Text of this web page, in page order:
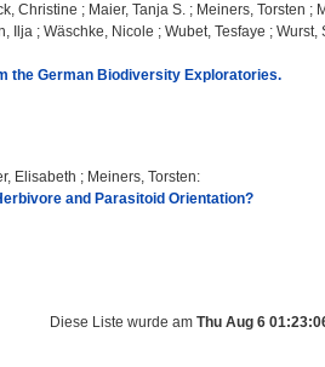
Christine ; Maier, Tanja S. ; Meiners, Torsten ;
Ilja ; Wäschke, Nicole ; Wubet, Tesfaye ; Wurst,
the German Biodiversity Exploratories.
Elisabeth ; Meiners, Torsten:
and Parasitoid Orientation?
Diese Liste wurde am Thu Aug 6